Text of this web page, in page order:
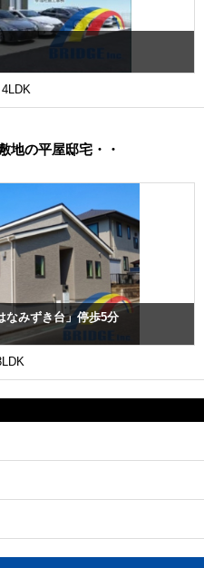
4LDK
の平屋邸宅・・
なみずき台」停歩5分